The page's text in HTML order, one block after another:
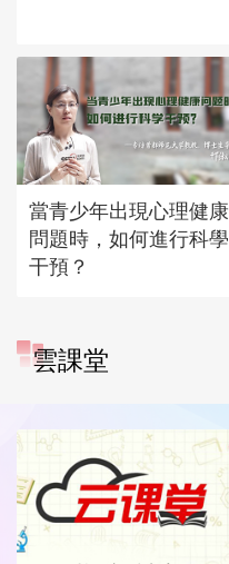
當青少年出現心理健康
問題時，如何進行科學
干預？
雲課堂